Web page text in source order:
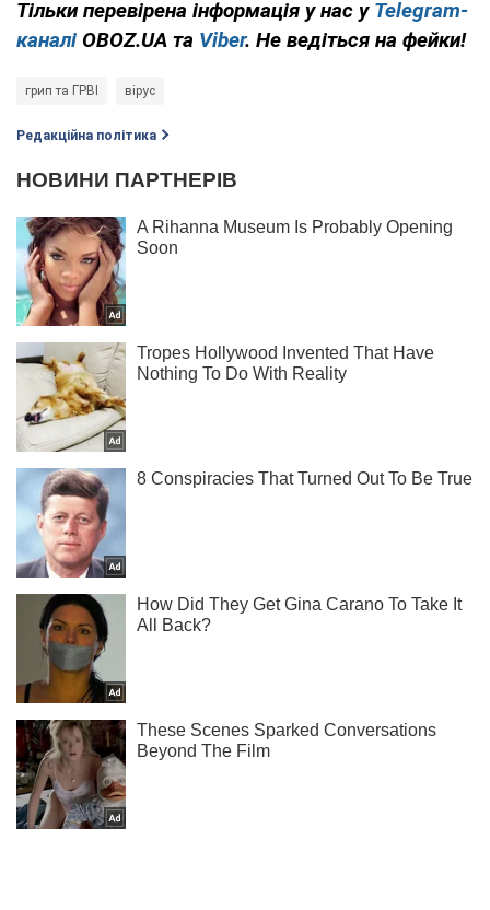
Тільки перевірена інформація у нас у Telegram-
каналі OBOZ.UA та Viber. Не ведіться на фейки!
грип та ГРВІ вірус
Редакційна політика